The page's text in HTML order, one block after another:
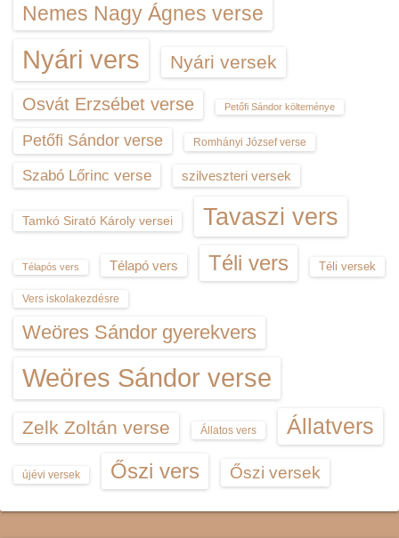
Nemes Nagy Ágnes verse
Nyári vers Nyári versek
Osvát Erzsébet verse Petőfi Sándor költeménye
Petőfi Sándor verse Romhányi József verse
Szabó Lőrinc verse szilveszteri versek
Tamkó Sirató Károly versei Tavaszi vers
Télapós vers Télapó vers Téli vers Téli versek
Vers iskolakezdésre
Weöres Sándor gyerekvers
Weöres Sándor verse
Zelk Zoltán verse Állatos vers Állatvers
újévi versek Őszi vers Őszi versek